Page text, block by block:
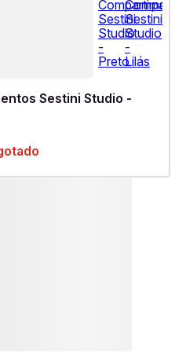
Sestini Studio -